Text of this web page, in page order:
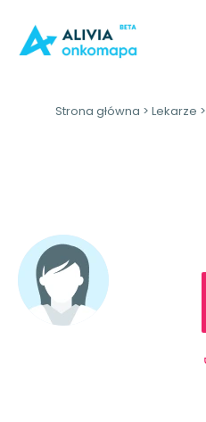
Strona główna > Lekarze >